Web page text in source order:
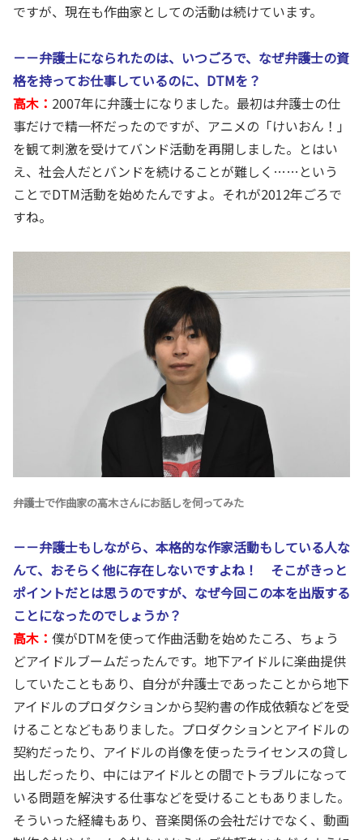
ですが、現在も作曲家としての活動は続けています。
－－弁護士になられたのは、いつごろで、なぜ弁護士の資
格を持ってお仕事しているのに、DTMを？
高木： 2007年に弁護士になりました。最初は弁護士の仕
事だけで精一杯だったのですが、アニメの「けいおん！」
を観て刺激を受けてバンド活動を再開しました。とはい
え、社会人だとバンドを続けることが難しく……という
ことでDTM活動を始めたんですよ。それが2012年ごろで
すね。
弁護士で作曲家の高木さんにお話しを伺ってみた
－－弁護士もしながら、本格的な作家活動もしている人な
んて、おそらく他に存在しないですよね！ そこがきっと
ポイントだとは思うのですが、なぜ今回この本を出版する
ことになったのでしょうか？
高木： 僕がDTMを使って作曲活動を始めたころ、ちょう
どアイドルブームだったんです。地下アイドルに楽曲提供
していたこともあり、自分が弁護士であったことから地下
アイドルのプロダクションから契約書の作成依頼などを受
けることなどもありました。プロダクションとアイドルの
契約だったり、アイドルの肖像を使ったライセンスの貸し
出しだったり、中にはアイドルとの間でトラブルになって
いる問題を解決する仕事などを受けることもありました。
そういった経緯もあり、音楽関係の会社だけでなく、動画